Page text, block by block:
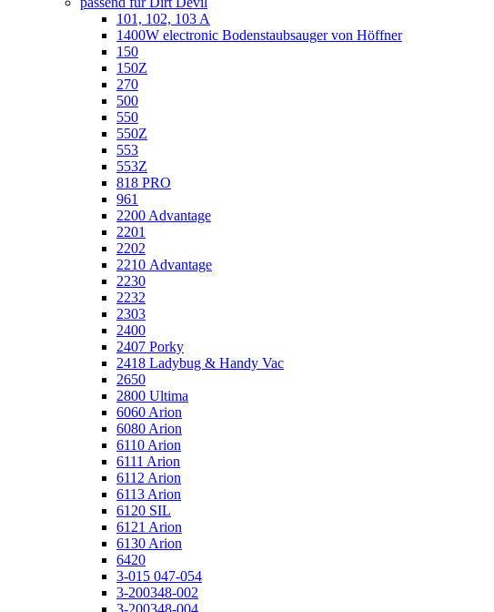
101, 102, 103 A
1400W electronic Bodenstaubsauger von Höffner
150
150Z
270
500
550
550Z
553
553Z
818 PRO
961
2200 Advantage
2201
2202
2210 Advantage
2230
2232
2303
2400
2407 Porky
2418 Ladybug & Handy Vac
2650
2800 Ultima
6060 Arion
6080 Arion
6110 Arion
6111 Arion
6112 Arion
6113 Arion
6120 SIL
6121 Arion
6130 Arion
6420
3-015 047-054
3-200348-002